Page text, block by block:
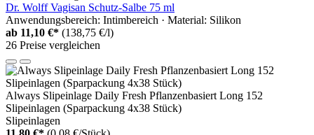
Dr. Wolff Vagisan Schutz-Salbe 75 ml
Anwendungsbereich: Intimbereich · Material: Silikon
ab 11,10 €* (138,75 €/l)
26 Preise vergleichen
Always Slipeinlage Daily Fresh Pflanzenbasiert Long 152
Slipeinlagen (Sparpackung 4x38 Stück)
Slipeinlagen